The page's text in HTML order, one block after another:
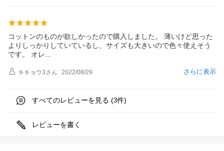
コットンのものが欲しかったので購入しました。 薄いけど思った
よりしっかりしていているし、サイズも大きいので色々使えそう
です。 オレ
さらに表示
キキョウ3さん 2022/08/29
すべてのレビューを見る (3件)
レビューを書く